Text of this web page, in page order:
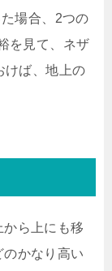
場合、2つの
を見て、ネザ
けば、地上の
ら上にも移
かなり高い